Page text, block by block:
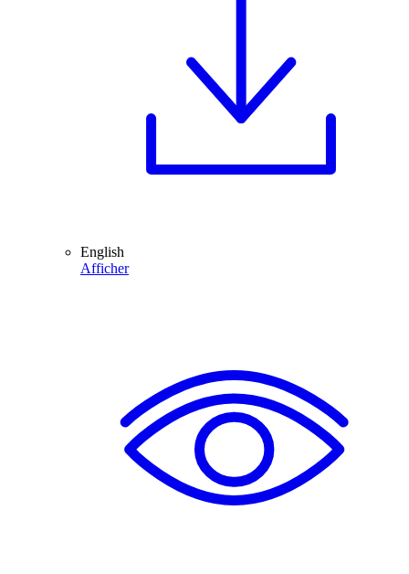
English
Afficher